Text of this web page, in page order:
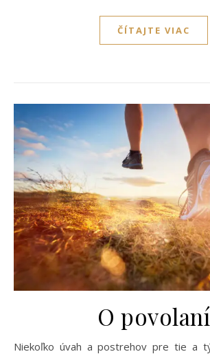
ČÍTAJTE VIAC
O povolaní
Niekoľko úvah a postrehov pre tie a tých, čo uvažujú o